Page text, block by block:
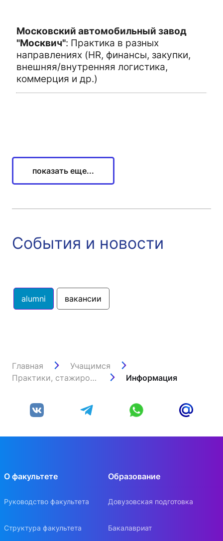
Московский автомобильный завод
"Москвич": Практика в разных
направлениях (HR, финансы, закупки,
внешняя/внутренняя логистика,
коммерция и др.)
показать еще...
События и новости
alumni вакансии
Главная
Учащимся
Практики, стажировки и трудоустройство
Информация
О факультете
Руководство факультета
Структура факультета
Образование
Довузовская подготовка
Бакалавриат